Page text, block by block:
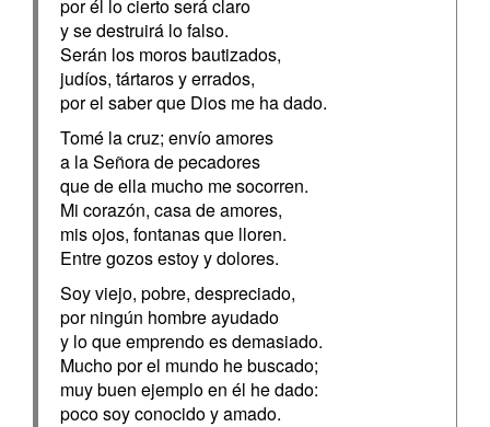
por él lo cierto será claro
y se destruirá lo falso.
Serán los moros bautizados,
judíos, tártaros y errados,
por el saber que Dios me ha dado.
Tomé la cruz; envío amores
a la Señora de pecadores
que de ella mucho me socorren.
Mi corazón, casa de amores,
mis ojos, fontanas que lloren.
Entre gozos estoy y dolores.
Soy viejo, pobre, despreciado,
por ningún hombre ayudado
y lo que emprendo es demasiado.
Mucho por el mundo he buscado;
muy buen ejemplo en él he dado:
poco soy conocido y amado.